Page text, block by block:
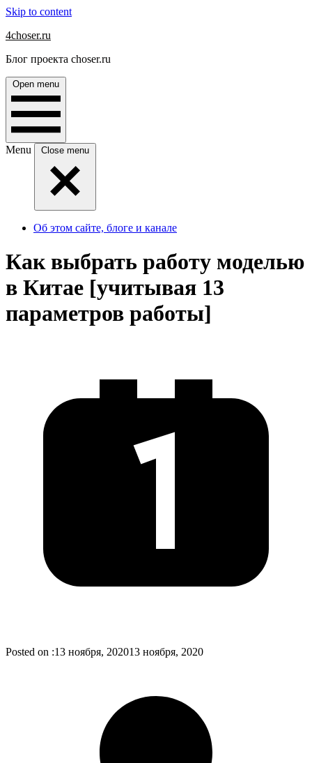
Skip to content
4choser.ru
Блог проекта choser.ru
Open menu
Menu Close menu
Об этом сайте, блоге и канале
Как выбрать работу моделью
в Китае [учитывая 13
параметров работы]
Posted on :13 ноября, 202013 ноября, 2020